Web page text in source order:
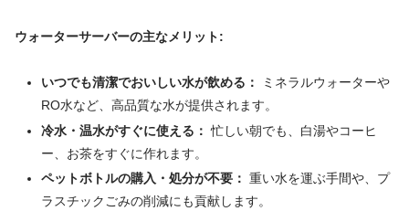
ウォーターサーバーの主なメリット:
いつでも清潔でおいしい水が飲める：
ミネラルウォーターや
RO水など、高品質な水が提供されます。
冷水・温水がすぐに使える： 忙しい朝でも、白湯やコーヒ
ー、お茶をすぐに作れます。
ペットボトルの購入・処分が不要： 重い水を運ぶ手間や、プ
ラスチックごみの削減にも貢献します。